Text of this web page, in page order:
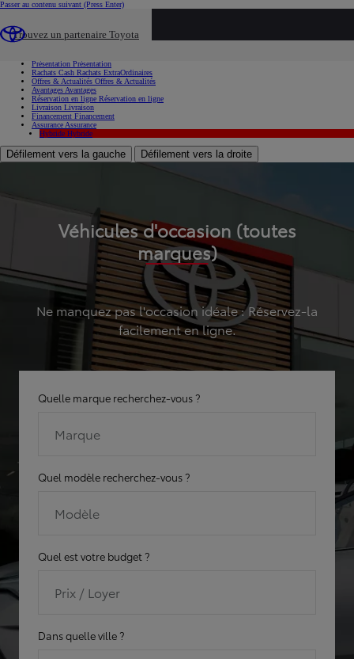
Passer au contenu suivant (Press Enter)
Trouvez un partenaire Toyota
Présentation Présentation
Rachats Cash Rachats ExtraOrdinaires
Offres & Actualités Offres & Actualités
Avantages Avantages
Réservation en ligne Réservation en ligne
Livraison Livraison
Financement Financement
Assurance Assurance
Hybride Hybride
Défilement vers la gauche Défilement vers la droite
Véhicules d'occasion (toutes
marques)
Ne manquez pas l'occasion idéale : Réservez-la
facilement en ligne.
Quelle marque recherchez-vous ?
Marque
Quel modèle recherchez-vous ?
Modèle
Quel est votre budget ?
Prix / Loyer
Dans quelle ville ?